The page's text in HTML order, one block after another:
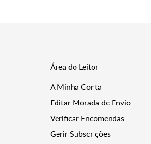
Área do Leitor
A Minha Conta
Editar Morada de Envio
Verificar Encomendas
Gerir Subscrições